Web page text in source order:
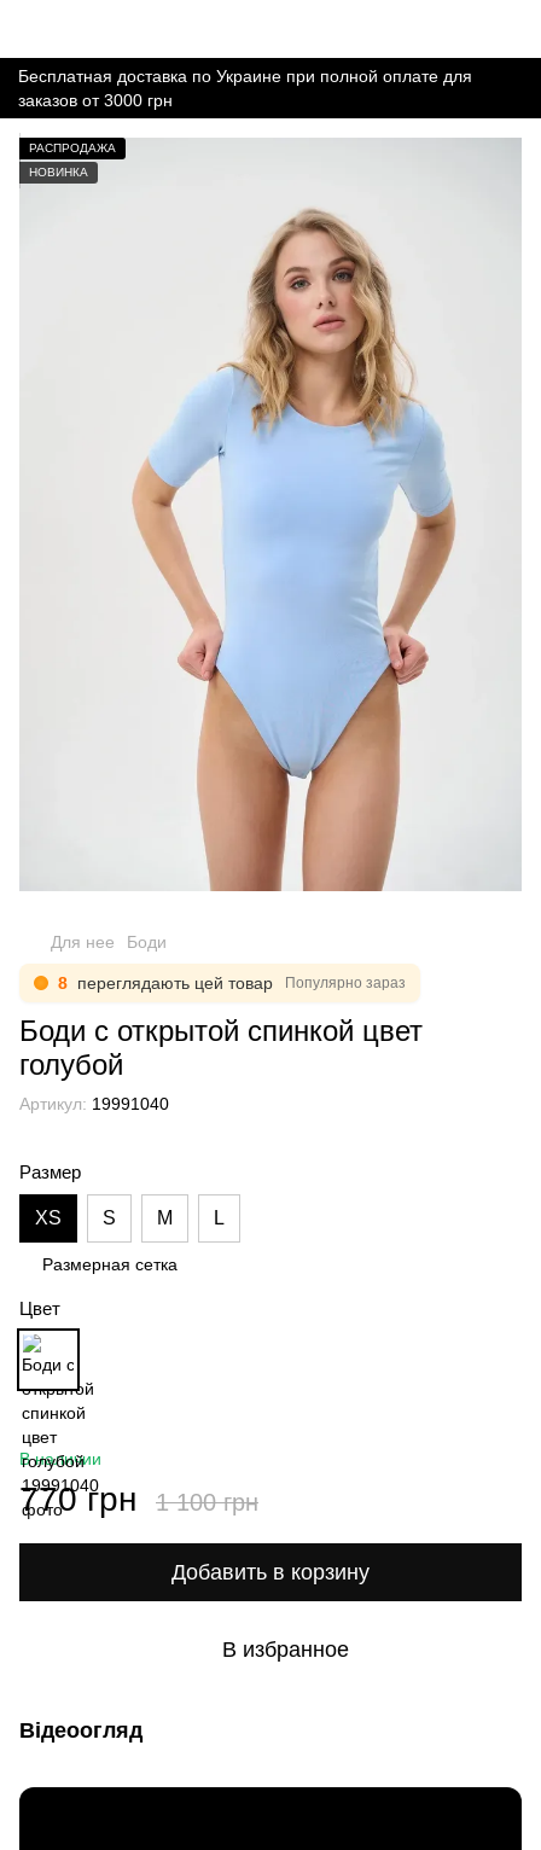
Бесплатная доставка по Украине при полной оплате для
заказов от 3000 грн
РАСПРОДАЖА
НОВИНКА
Для нее Боди
8 переглядають цей товар Популярно зараз
Боди с открытой спинкой цвет
голубой
Артикул: 19991040
Размер
XS S M L
Размерная сетка
Цвет
В наличии
770 грн 1 100 грн
Добавить в корзину
В избранное
Відеоогляд